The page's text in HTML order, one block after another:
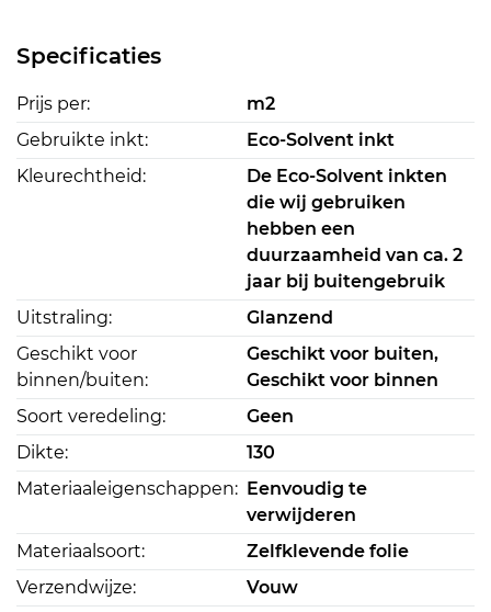
Specificaties
Prijs per:
m2
Gebruikte inkt:
Eco-Solvent inkt
Kleurechtheid:
De Eco-Solvent inkten
die wij gebruiken
hebben een
duurzaamheid van ca. 2
jaar bij buitengebruik
Uitstraling:
Glanzend
Geschikt voor
binnen/buiten:
Geschikt voor buiten,
Geschikt voor binnen
Soort veredeling:
Geen
Dikte:
130
Materiaaleigenschappen: Eenvoudig te
verwijderen
Materiaalsoort:
Zelfklevende folie
Verzendwijze:
Vouw